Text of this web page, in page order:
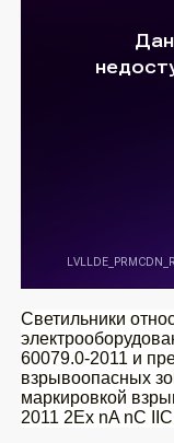
Светильники
60079.0-2011 и
взрывоопасных
маркировкой
2011 2Ех nA nC